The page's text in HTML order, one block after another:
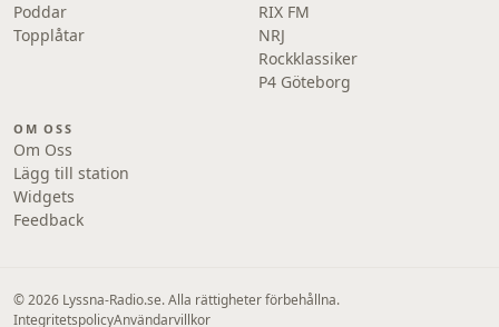
Poddar
Topplåtar
RIX FM
NRJ
Rockklassiker
P4 Göteborg
OM OSS
Om Oss
Lägg till station
Widgets
Feedback
© 2026 Lyssna-Radio.se. Alla rättigheter förbehållna.
IntegritetspolicyAnvändarvillkor